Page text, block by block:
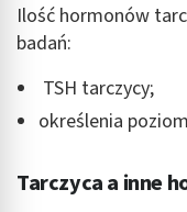
Ilość hormonów
badań:
TSH tarczycy;
określenia
Tarczyca a inne